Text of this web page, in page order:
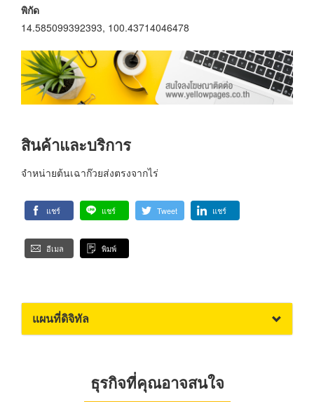
พิกัด
14.585099392393, 100.43714046478
สินค้าและบริการ
จำหน่ายต้นเฉาก๊วยส่งตรงจากไร่
แชร์ แชร์ Tweet แชร์
อีเมล พิมพ์
แผนที่ดิจิทัล
ธุรกิจที่คุณอาจสนใจ